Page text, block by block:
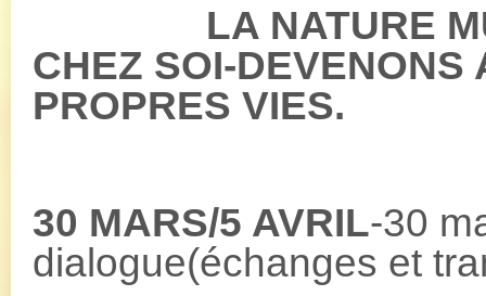
LA NATURE
CHEZ SOI-DEVENONS
PROPRES VIES.
30 MARS/5 AVRIL-30
dialogue(échanges et